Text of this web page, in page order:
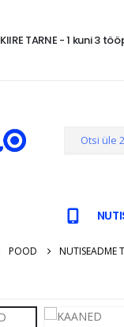
KIIRE TARNE - 1 kuni 3
POOD NUTISEADME